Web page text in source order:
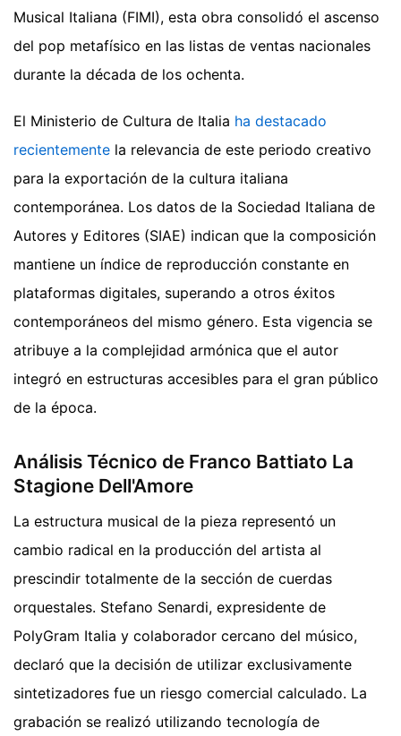
Musical Italiana (FIMI), esta obra consolidó el ascenso
del pop metafísico en las listas de ventas nacionales
durante la década de los ochenta.
El Ministerio de Cultura de Italia ha destacado
recientemente la relevancia de este periodo creativo
para la exportación de la cultura italiana
contemporánea. Los datos de la Sociedad Italiana de
Autores y Editores (SIAE) indican que la composición
mantiene un índice de reproducción constante en
plataformas digitales, superando a otros éxitos
contemporáneos del mismo género. Esta vigencia se
atribuye a la complejidad armónica que el autor
integró en estructuras accesibles para el gran público
de la época.
Análisis Técnico de Franco Battiato La
Stagione Dell'Amore
La estructura musical de la pieza representó un
cambio radical en la producción del artista al
prescindir totalmente de la sección de cuerdas
orquestales. Stefano Senardi, expresidente de
PolyGram Italia y colaborador cercano del músico,
declaró que la decisión de utilizar exclusivamente
sintetizadores fue un riesgo comercial calculado. La
grabación se realizó utilizando tecnología de